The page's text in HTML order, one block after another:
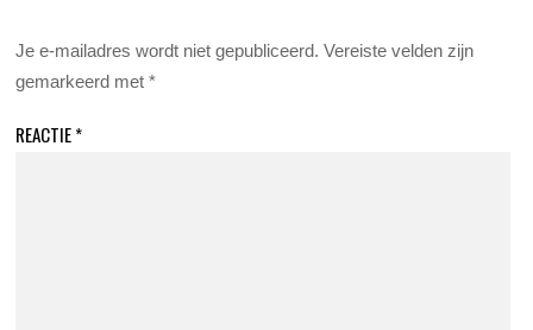
Je e-mailadres wordt niet gepubliceerd. Vereiste velden zijn
gemarkeerd met*
REACTIE*